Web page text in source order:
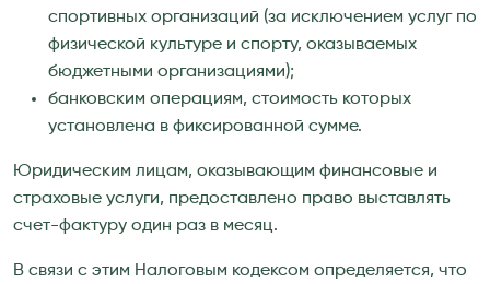
спортивных организаций (за исключением услуг по
физической культуре и спорту, оказываемых
бюджетными организациями);
банковским операциям, стоимость которых
установлена в фиксированной сумме.
Юридическим лицам, оказывающим финансовые и
страховые услуги, предоставлено право выставлять
счет-фактуру один раз в месяц.
В связи с этим Налоговым кодексом определяется, что